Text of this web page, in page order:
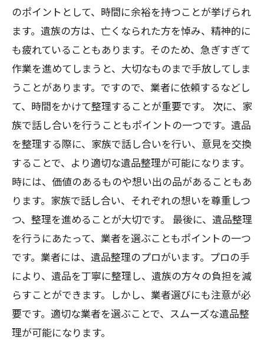
のポイントとして、時間に余裕を持つことが挙げられ
ます。遺族の方は、亡くなられた方を悼み、精神的に
も疲れていることもあります。そのため、急ぎすぎて
作業を進めてしまうと、大切なものまで手放してしま
うことがあります。ですので、業者に依頼するなどし
て、時間をかけて整理することが重要です。 次に、家
族で話し合いを行うこともポイントの一つです。遺品
を整理する際に、家族で話し合いを行い、意見を交換
することで、より適切な遺品整理が可能になります。
時には、価値のあるものや想い出の品があることもあ
ります。家族で話し合い、それぞれの想いを尊重しつ
つ、整理を進めることが大切です。 最後に、遺品整理
を行うにあたって、業者を選ぶこともポイントの一つ
です。業者には、遺品整理のプロがいます。プロの手
により、遺品を丁寧に整理し、遺族の方々の負担を減
らすことができます。しかし、業者選びにも注意が必
要です。適切な業者を選ぶことで、スムーズな遺品整
理が可能になります。